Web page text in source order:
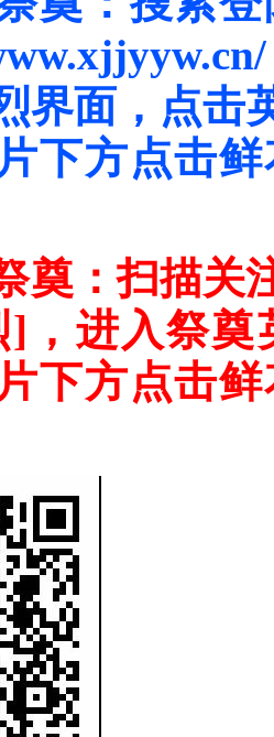
界面，点击
下方点击
奠：扫描关
，进入祭奠
下方点击